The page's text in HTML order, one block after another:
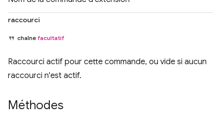
raccourci
chaîne facultatif
Raccourci actif pour cette commande, ou vide si aucun
raccourci n'est actif.
Méthodes